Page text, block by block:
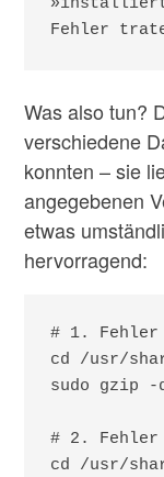
Fehler
Was also tun?
verschiedene
konnten – sie
angegebenen
etwas
hervorragend:
# 1.
cd /usr/
sudo gzip -
# 2.
cd /usr/